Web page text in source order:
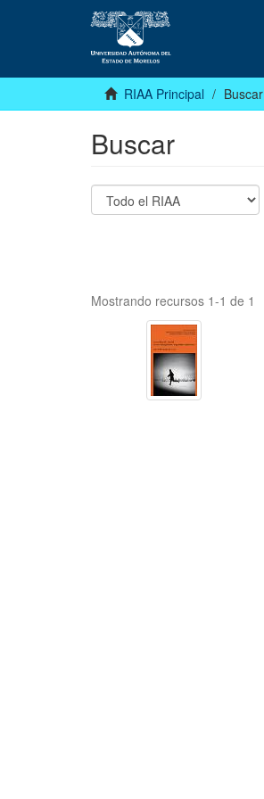
RIAA Principal Buscar
Buscar
Mostrando recursos 1-1 de 1